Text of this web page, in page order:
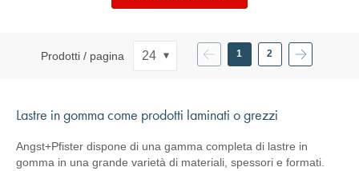
Pagina
Pagina
Precedente
Attualmente
pagina
1 Pagina
2 Pagina
Successivo
Prodotti / pagina
Lastre in gomma come prodotti laminati o grezzi
Angst+Pfister dispone di una gamma completa di lastre in
gomma in una grande varietà di materiali, spessori e formati.